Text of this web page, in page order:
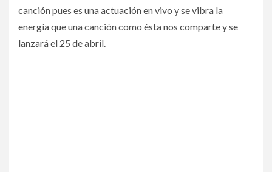
canción pues es una actuación en vivo y se vibra la
energía que una canción como ésta nos comparte y se
lanzará el 25 de abril.